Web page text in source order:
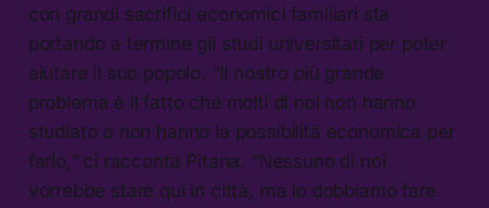
con grandi sacrifici economici familiari sta
portando a termine gli studi universitari per poter
aiutare il suo popolo. “Il nostro più grande
problema è il fatto che molti di noi non hanno
studiato o non hanno la possibilità economica per
farlo,” ci racconta Pitana. “Nessuno di noi
vorrebbe stare qui in città, ma lo dobbiamo fare